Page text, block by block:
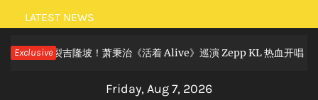
Skip
to
content
LATEST NEWS
Exclusive
滚狂欢炸裂吉隆坡！萧秉治《活着 Alive》巡演 Zepp KL 热血开唱
Friday, Aug 7, 2026